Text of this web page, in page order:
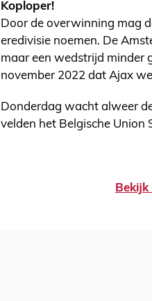
Koploper!
Door de overwinning mag
eredivisie noemen. De
maar een wedstrijd minder
november 2022 dat Ajax
Donderdag wacht alweer
velden het Belgische Union
Bekijk